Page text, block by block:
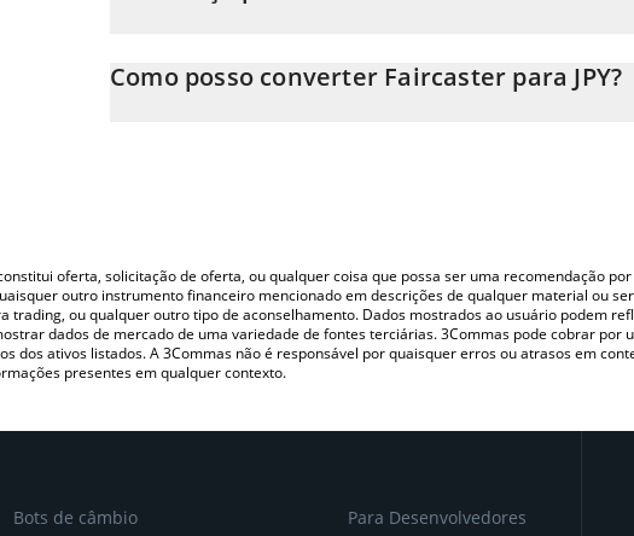
Neste momento, 1 Faircaster equivale a 0.00088552 JPY
inserindo a quantidade de Faircaster no campo correspondente e
Como posso converter Faircaster para JPY?
oferta, solicitação de oferta, ou qualquer coisa que possa ser uma recomendação
outro instrumento financeiro mencionado em descrições de qualquer material ou
trading, ou qualquer outro tipo de aconselhamento. Dados mostrados ao usuário podem
dados de mercado de uma variedade de fontes terciárias. 3Commas pode cobrar
dos ativos listados. A 3Commas não é responsável por quaisquer erros ou atrasos em
presentes em qualquer contexto.
Bots de câmbio Para Desenvolvedores